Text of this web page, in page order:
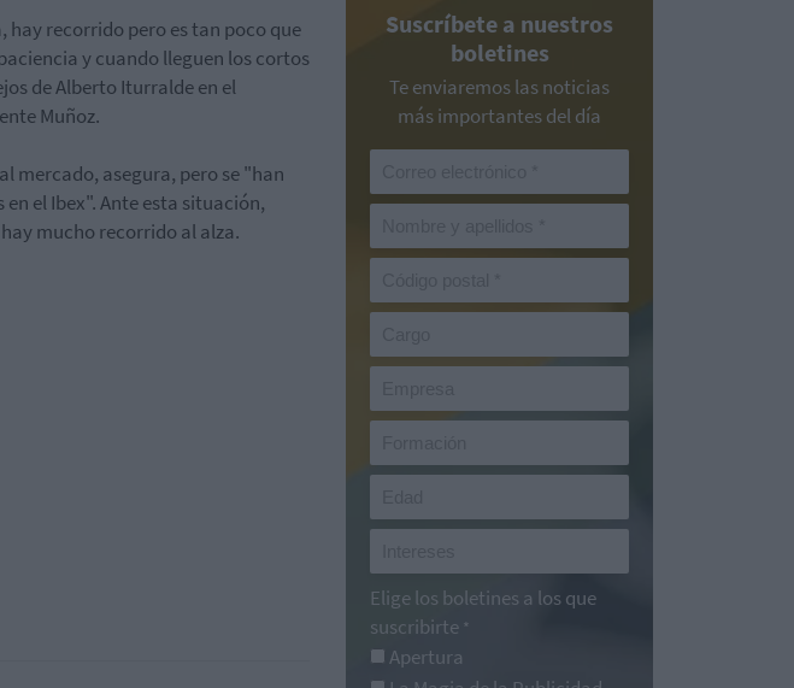
recorrido pero es tan poco que
y cuando lleguen los cortos
de Alberto Iturralde en el
Muñoz.
mercado, asegura, pero se "han
el Ibex". Ante esta situación,
mucho recorrido al alza.
Suscríbete a nuestros
boletines
Te enviaremos las noticias
más importantes del día
Elige los boletines a los que
suscribirte *
Apertura